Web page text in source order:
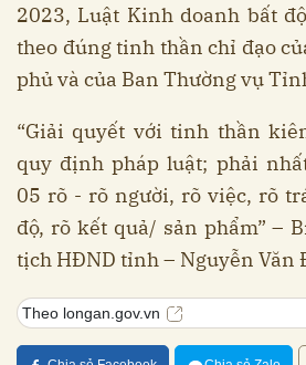
2023, Luật Kinh doanh bất
theo đúng tinh thần chỉ đạo
phủ và của Ban Thường vụ
“Giải quyết với tinh thần
quy định pháp luật; phải
05 rõ - rõ người, rõ việc, rõ
độ, rõ kết quả/ sản phẩm” –
tịch HĐND tỉnh – Nguyễn Văn
Theo longan.gov.vn